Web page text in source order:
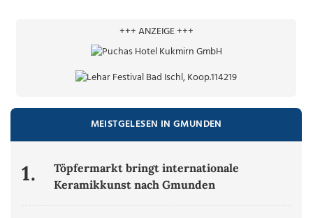
+++ ANZEIGE +++
MEISTGELESEN IN GMUNDEN
1.
Töpfermarkt bringt internationale
Keramikkunst nach Gmunden